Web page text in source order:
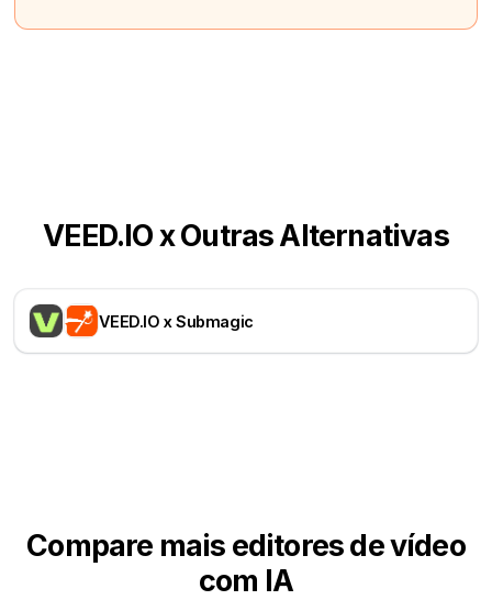
VEED.IO x Outras Alternativas
VEED.IO x Submagic
Compare mais editores de vídeo
com IA